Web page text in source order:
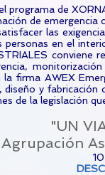
programa de
de
las
personas en el
la firma AWEX
diseño y
de la legislación
"UN
Agrupación